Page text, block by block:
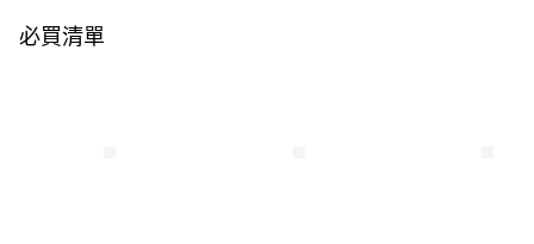
【注意事項】
必買清單